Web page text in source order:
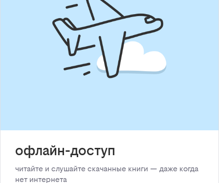
офлайн-доступ
читайте и слушайте скачанные книги — даже когда
нет интернета